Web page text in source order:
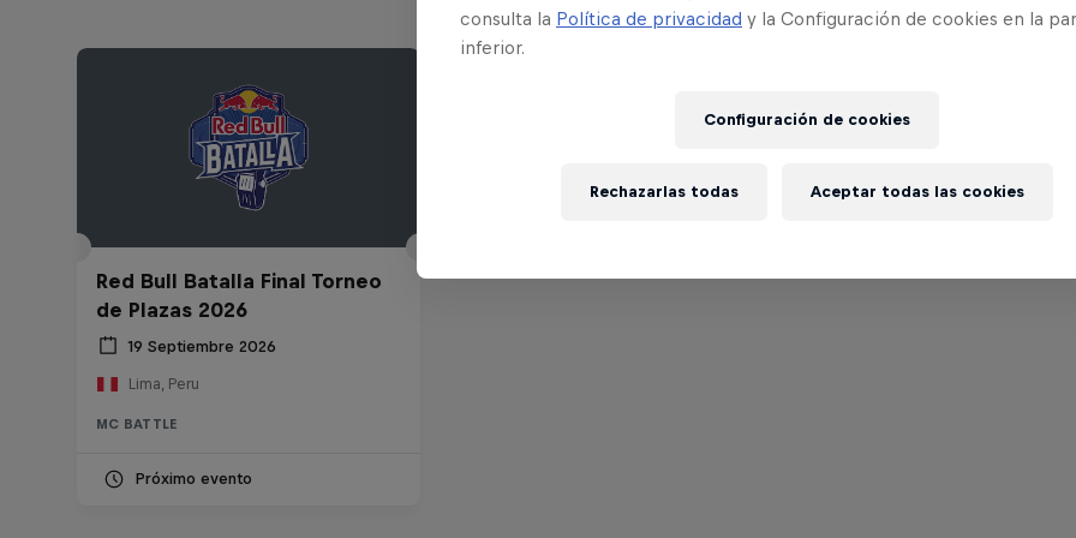
Red Bull Batalla Final Torneo
de Plazas 2026
19 Septiembre 2026
Lima, Peru
MC BATTLE
Próximo evento
consulta la Política de privacidad y la Configuración de cookies en la
inferior.
Configuración de cookies
Rechazarlas todas Aceptar todas las cookies